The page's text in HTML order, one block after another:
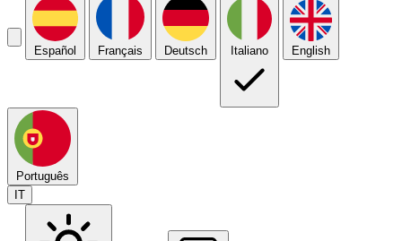
Español Français Deutsch Italiano English
Português
IT